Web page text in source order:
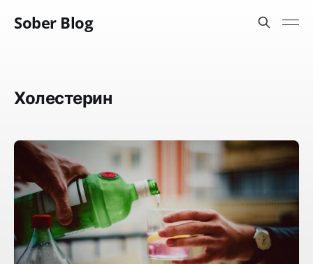
Sober Blog
Холестерин